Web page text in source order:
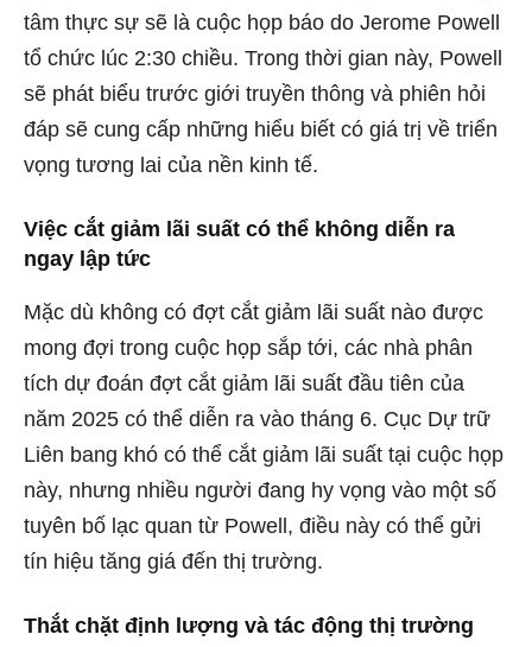
tâm thực sự sẽ là cuộc họp báo do Jerome Powell
tổ chức lúc 2:30 chiều. Trong thời gian này, Powell
sẽ phát biểu trước giới truyền thông và phiên hỏi
đáp sẽ cung cấp những hiểu biết có giá trị về triển
vọng tương lai của nền kinh tế.
Việc cắt giảm lãi suất có thể không diễn ra
ngay lập tức
Mặc dù không có đợt cắt giảm lãi suất nào được
mong đợi trong cuộc họp sắp tới, các nhà phân
tích dự đoán đợt cắt giảm lãi suất đầu tiên của
năm 2025 có thể diễn ra vào tháng 6. Cục Dự trữ
Liên bang khó có thể cắt giảm lãi suất tại cuộc họp
này, nhưng nhiều người đang hy vọng vào một số
tuyên bố lạc quan từ Powell, điều này có thể gửi
tín hiệu tăng giá đến thị trường.
Thắt chặt định lượng và tác động thị trường